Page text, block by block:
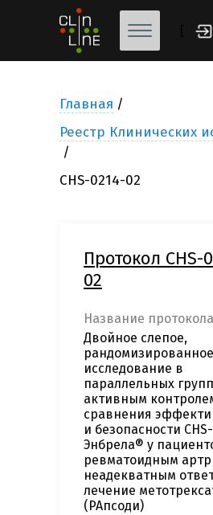
Главная
Реестр Клинических
CHS-0214-02
Протокол CHS-
02
Название протокола
Двойное слепое,
рандомизированное
исследование в
параллельных
активным
сравнения
и безопасности
Энбрела® у
ревматоидным
неадекватным
лечение
(РАпсоди)